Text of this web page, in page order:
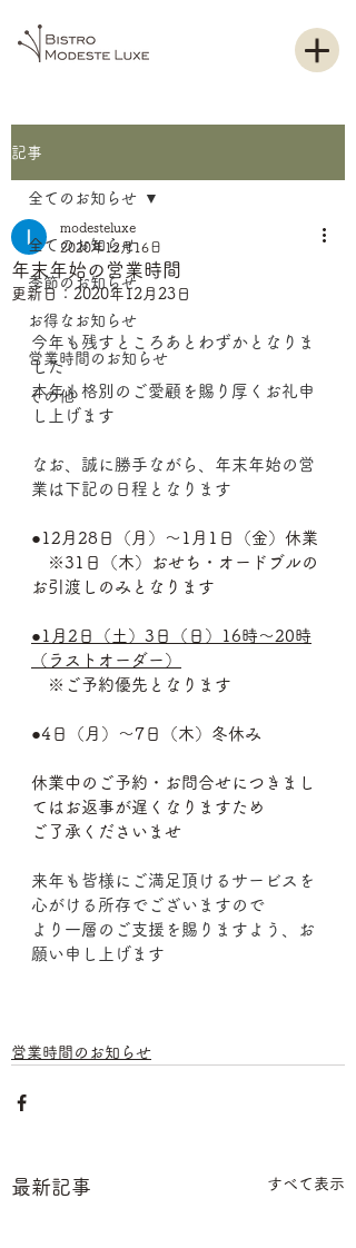
記事
全てのお知らせ
季節のお知らせ
お得なお知らせ
営業時間のお知らせ
その他
全てのお知らせ
年末年始の営業時間
modesteluxe
2020年12月16日
更新日： 2020年12月23日
今年も残すところあとわずかとなりま
した
本年も格別のご愛顧を賜り厚くお礼申
し上げます
なお、誠に勝手ながら、年末年始の営
業は下記の日程となります
●12月28日（月）～1月1日（金）休業
※31日（木）おせち・オードブルの
お引渡しのみとなります
●1月2日（土）3日（日）16時～20時
（ラストオーダー）
※ご予約優先となります
●4日（月）～7日（木）冬休み
休業中のご予約・お問合せにつきまし
てはお返事が遅くなりますため
ご了承くださいませ
来年も皆様にご満足頂けるサービスを
心がける所存でございますので
より一層のご支援を賜りますよう、お
願い申し上げます
営業時間のお知らせ
最新記事 すべて表示